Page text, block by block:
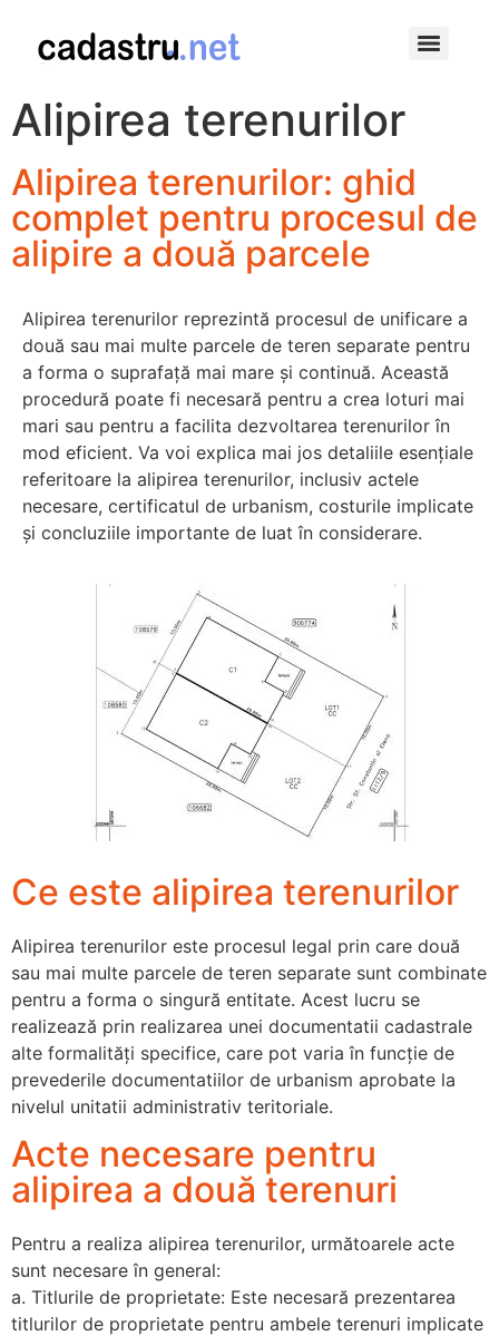
Alipirea terenurilor
Alipirea terenurilor: ghid
complet pentru procesul de
alipire a două parcele
Alipirea terenurilor reprezintă procesul de unificare a
două sau mai multe parcele de teren separate pentru
a forma o suprafață mai mare și continuă. Această
procedură poate fi necesară pentru a crea loturi mai
mari sau pentru a facilita dezvoltarea terenurilor în
mod eficient. Va voi explica mai jos detaliile esențiale
referitoare la alipirea terenurilor, inclusiv actele
necesare, certificatul de urbanism, costurile implicate
și concluziile importante de luat în considerare.
Ce este alipirea terenurilor
Alipirea terenurilor este procesul legal prin care două
sau mai multe parcele de teren separate sunt combinate
pentru a forma o singură entitate. Acest lucru se
realizează prin realizarea unei documentatii cadastrale
alte formalități specifice, care pot varia în funcție de
prevederile documentatiilor de urbanism aprobate la
nivelul unitatii administrativ teritoriale.
Acte necesare pentru
alipirea a două terenuri
Pentru a realiza alipirea terenurilor, următoarele acte
sunt necesare în general:
a. Titlurile de proprietate: Este necesară prezentarea
titlurilor de proprietate pentru ambele terenuri implicate